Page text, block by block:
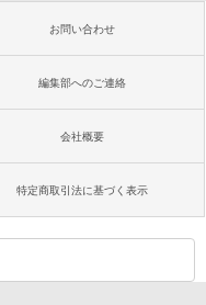
お問い合わせ
編集部へのご連絡
会社概要
特定商取引法に基づく表示